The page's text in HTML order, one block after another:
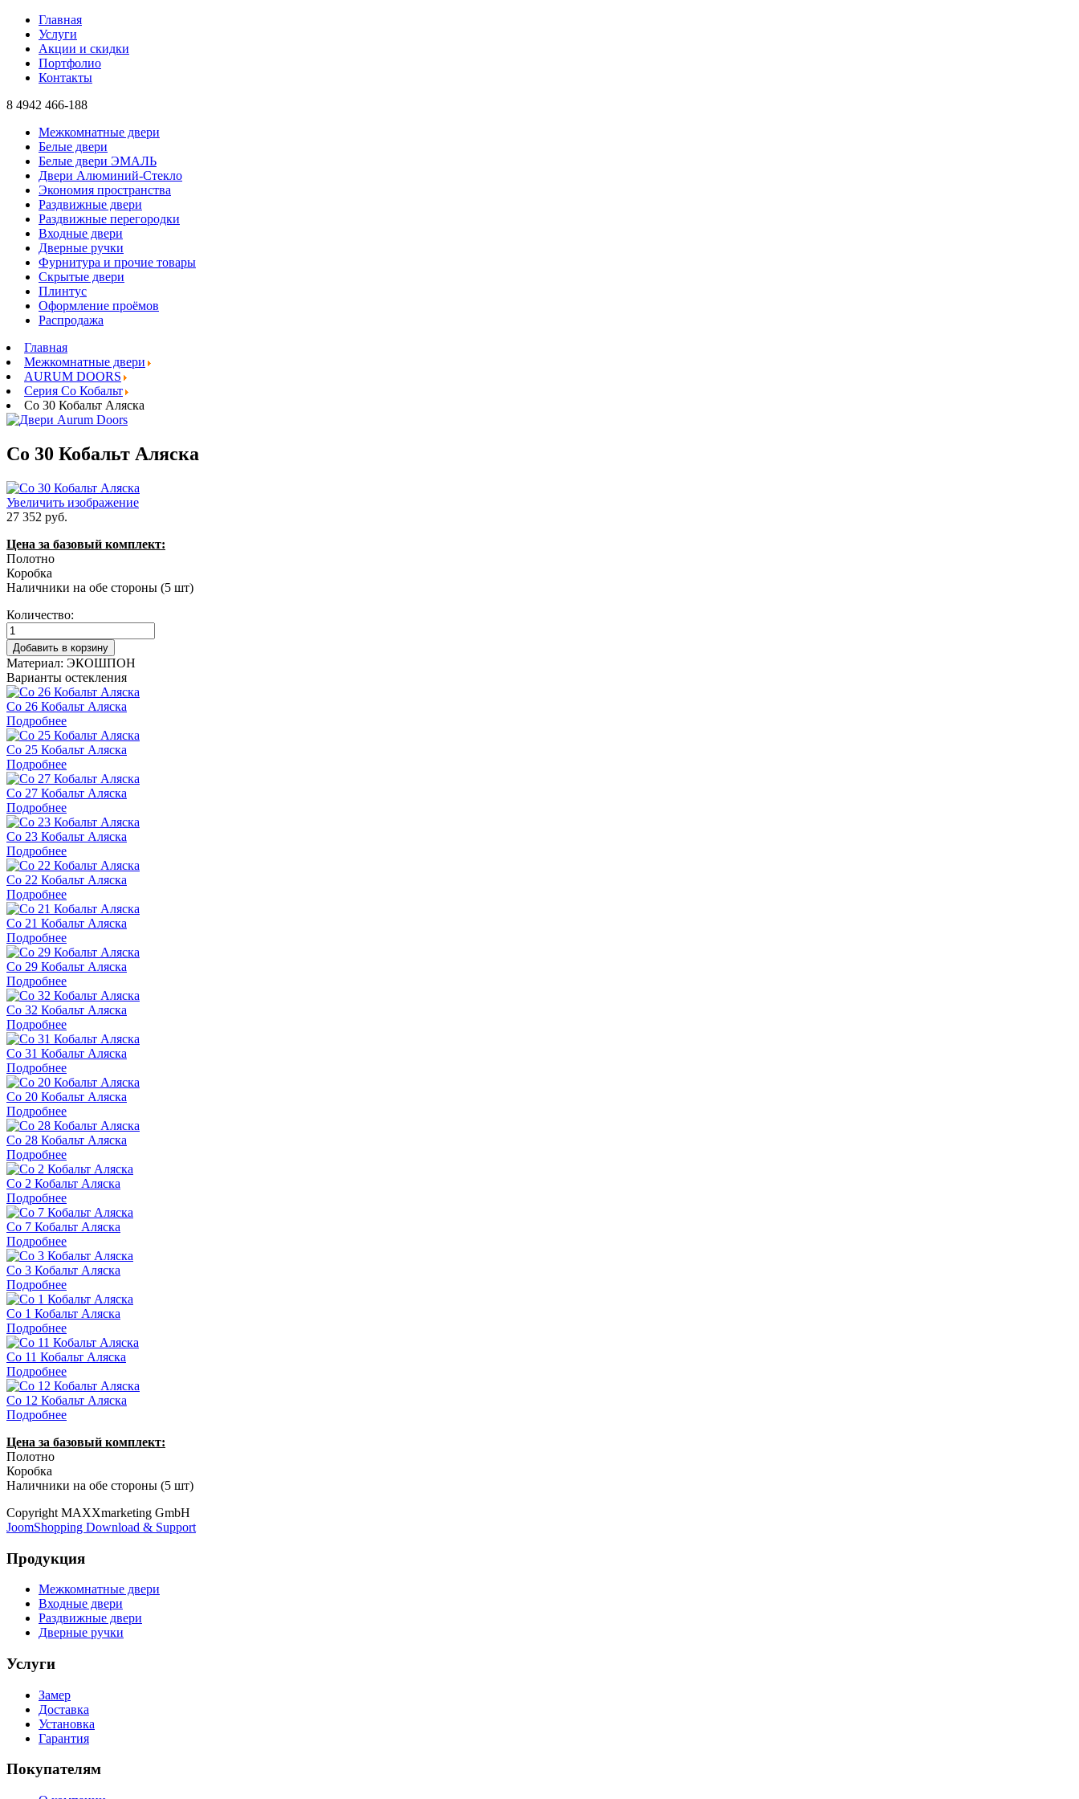
Главная
Услуги
Акции и скидки
Портфолио
Контакты
8 4942 466-188
Межкомнатные двери
Белые двери
Белые двери ЭМАЛЬ
Двери Алюминий-Стекло
Экономия пространства
Раздвижные двери
Раздвижные перегородки
Входные двери
Дверные ручки
Фурнитура и прочие товары
Скрытые двери
Плинтус
Оформление проёмов
Распродажа
Главная
Межкомнатные двери
AURUM DOORS
Серия Co Кобальт
Co 30 Кобальт Аляска
Co 30 Кобальт Аляска
Увеличить изображение
27 352 руб.
Цена за базовый комплект:
Полотно
Коробка
Наличники на обе стороны (5 шт)
Количество:
Материал: ЭКОШПОН
Варианты остекления
Co 26 Кобальт Аляска
Подробнее
Co 25 Кобальт Аляска
Подробнее
Co 27 Кобальт Аляска
Подробнее
Co 23 Кобальт Аляска
Подробнее
Co 22 Кобальт Аляска
Подробнее
Co 21 Кобальт Аляска
Подробнее
Co 29 Кобальт Аляска
Подробнее
Co 32 Кобальт Аляска
Подробнее
Co 31 Кобальт Аляска
Подробнее
Co 20 Кобальт Аляска
Подробнее
Co 28 Кобальт Аляска
Подробнее
Co 2 Кобальт Аляска
Подробнее
Co 7 Кобальт Аляска
Подробнее
Co 3 Кобальт Аляска
Подробнее
Co 1 Кобальт Аляска
Подробнее
Co 11 Кобальт Аляска
Подробнее
Co 12 Кобальт Аляска
Подробнее
Цена за базовый комплект:
Полотно
Коробка
Наличники на обе стороны (5 шт)
Copyright MAXXmarketing GmbH
JoomShopping Download & Support
Продукция
Межкомнатные двери
Входные двери
Раздвижные двери
Дверные ручки
Услуги
Замер
Доставка
Установка
Гарантия
Покупателям